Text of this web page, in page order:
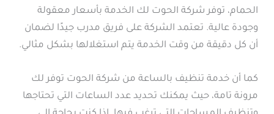
الحمام، توفر شركة الحوت لك الخدمة بأسعار معقولة
وجودة عالية. تعتمد الشركة على فريق مدرب جيدًا لضمان
أن كل دقيقة من وقت الخدمة يتم استغلالها بشكل مثالي.
كما أن خدمة تنظيف بالساعة من شركة الحوت توفر لك
مرونة تامة، حيث يمكنك تحديد عدد الساعات التي تحتاجها